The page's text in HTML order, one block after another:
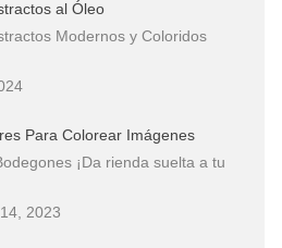
al Óleo
Modernos y Coloridos
Para Colorear Imágenes
¡Da rienda suelta a tu
2023